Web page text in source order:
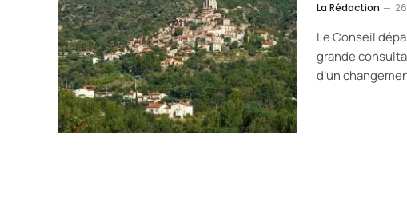
La Rédaction
Le Conseil
grande
d’un